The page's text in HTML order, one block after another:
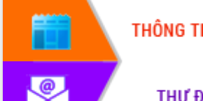
Lễ phát động chuỗi hoạt động chung
tay làm sạch môi trường
Xã Ea Kar bước chuyển mình trong
công tác cải cách hành chính mô hình
UBND tỉnh họp báo định kỳ tháng 4